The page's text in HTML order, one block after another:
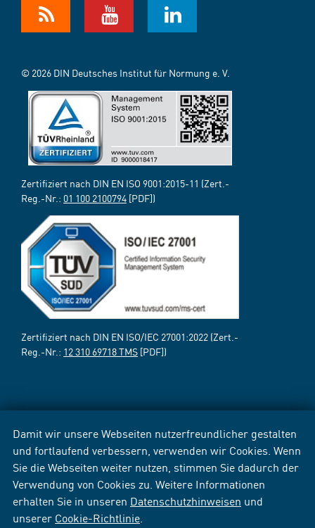
Damit wir unsere Webseiten nutzerfreundlicher gestalten
und fortlaufend verbessern, verwenden wir Cookies. Wenn
Sie die Webseiten weiter nutzen, stimmen Sie dadurch der
Verwendung von Cookies zu. Weitere Informationen
erhalten Sie in unseren Datenschutzhinweisen und
unserer Cookie-Richtlinie
© 2026 DIN Deutsches Institut für Normung e. V.
Zertifiziert nach DIN EN ISO 9001:2015-11 (Zert.-
Reg.-Nr.: 01 100 2100794 [PDF])
Zertifiziert nach DIN EN ISO/IEC 27001:2022 (Zert.-
Reg.-Nr.: 12 310 69718 TMS [PDF])